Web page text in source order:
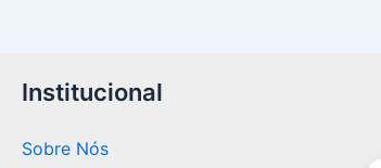
Institucional
Sobre Nós